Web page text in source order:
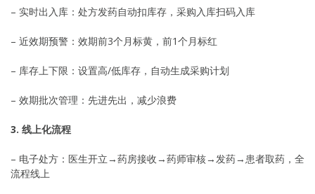
– 实时出入库：处方发药自动扣库存，采购入库扫码入库
– 近效期预警：效期前3个月标黄，前1个月标红
– 库存上下限：设置高/低库存，自动生成采购计划
– 效期批次管理：先进先出，减少浪费
3. 线上化流程
– 电子处方：医生开立→药房接收→药师审核→发药→患者取药，全
流程线上